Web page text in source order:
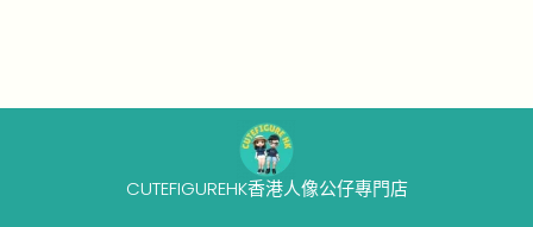
CUTEFIGUREHK香港人像公仔專門店